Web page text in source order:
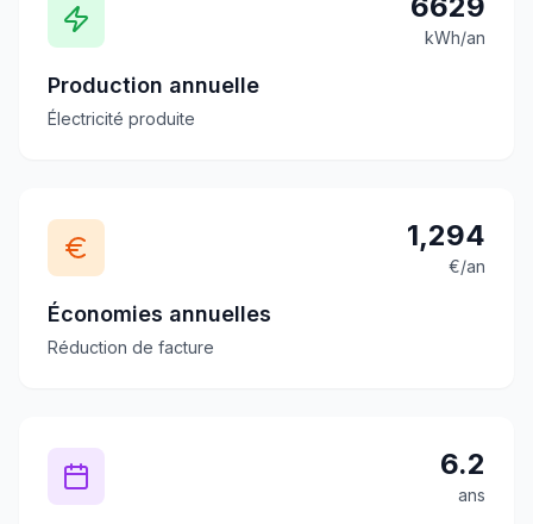
kWh/an
Production annuelle
Électricité produite
1,294
€/an
Économies annuelles
Réduction de facture
6.2
ans